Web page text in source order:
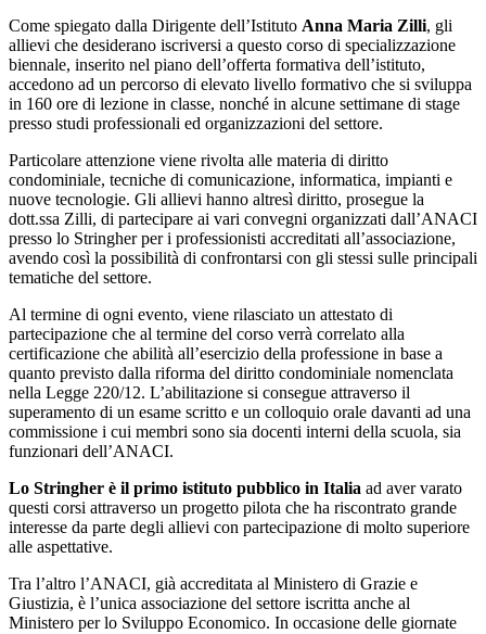
Come spiegato dalla Dirigente dell’Istituto Anna Maria Zilli, gli
allievi che desiderano iscriversi a questo corso di specializzazione
biennale, inserito nel piano dell’offerta formativa dell’istituto,
accedono ad un percorso di elevato livello formativo che si sviluppa
in 160 ore di lezione in classe, nonché in alcune settimane di stage
presso studi professionali ed organizzazioni del settore.
Particolare attenzione viene rivolta alle materia di diritto
condominiale, tecniche di comunicazione, informatica, impianti e
nuove tecnologie. Gli allievi hanno altresì diritto, prosegue la
dott.ssa Zilli, di partecipare ai vari convegni organizzati dall’ANACI
presso lo Stringher per i professionisti accreditati all’associazione,
avendo così la possibilità di confrontarsi con gli stessi sulle principali
tematiche del settore.
Al termine di ogni evento, viene rilasciato un attestato di
partecipazione che al termine del corso verrà correlato alla
certificazione che abilità all’esercizio della professione in base a
quanto previsto dalla riforma del diritto condominiale nomenclata
nella Legge 220/12. L’abilitazione si consegue attraverso il
superamento di un esame scritto e un colloquio orale davanti ad una
commissione i cui membri sono sia docenti interni della scuola, sia
funzionari dell’ANACI.
Lo Stringher è il primo istituto pubblico in Italia ad aver varato
questi corsi attraverso un progetto pilota che ha riscontrato grande
interesse da parte degli allievi con partecipazione di molto superiore
alle aspettative.
Tra l’altro l’ANACI, già accreditata al Ministero di Grazie e
Giustizia, è l’unica associazione del settore iscritta anche al
Ministero per lo Sviluppo Economico. In occasione delle giornate